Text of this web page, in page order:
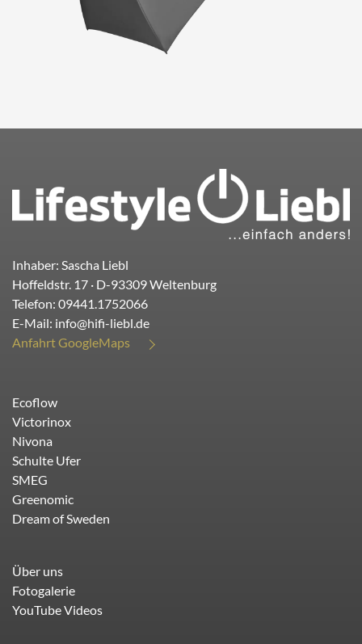
Inhaber: Sascha Liebl
Hoffeldstr. 17 · D-93309Weltenburg
Telefon: 09441.1752066
E-Mail: info@hifi-liebl.de
Anfahrt GoogleMaps
Ecoflow
Victorinox
Nivona
Schulte Ufer
SMEG
Greenomic
Dream of Sweden
Über uns
Fotogalerie
YouTube Videos